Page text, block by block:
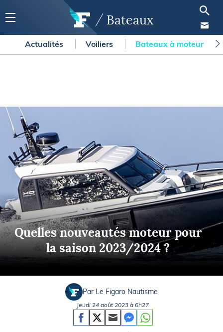
Bateaux
Actualités Voiliers Bateaux à moteur
Quelles nouveautés moteur pour
la saison 2023/2024 ?
Par Le Figaro Nautisme
Jeudi 24 août 2023 à 6h27